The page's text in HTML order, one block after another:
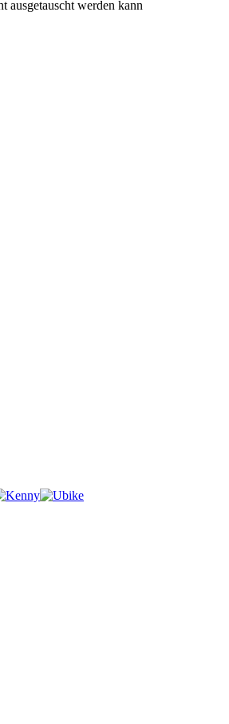
ausgetauscht werden kann